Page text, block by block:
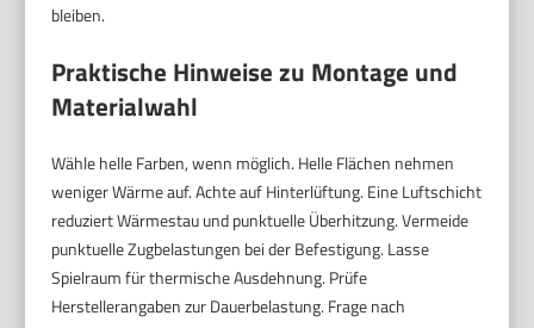
bleiben.
Praktische Hinweise zu Montage und
Materialwahl
Wähle helle Farben, wenn möglich. Helle Flächen nehmen
weniger Wärme auf. Achte auf Hinterlüftung. Eine Luftschicht
reduziert Wärmestau und punktuelle Überhitzung. Vermeide
punktuelle Zugbelastungen bei der Befestigung. Lasse
Spielraum für thermische Ausdehnung. Prüfe
Herstellerangaben zur Dauerbelastung. Frage nach